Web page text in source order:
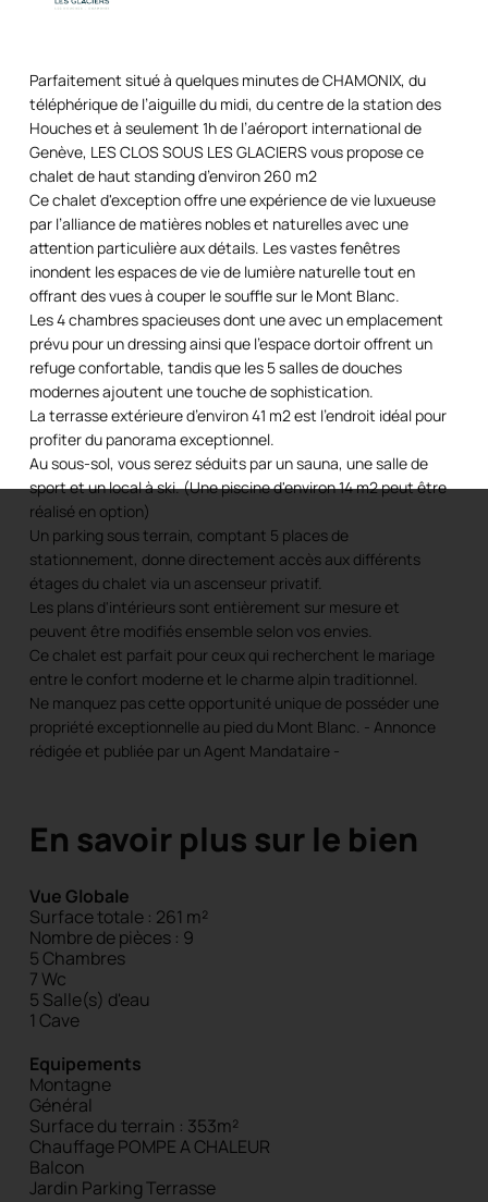
Parfaitement situé à quelques minutes de CHAMONIX, du
téléphérique de l’aiguille du midi, du centre de la station des
Houches et à seulement 1h de l’aéroport international de
Genève, LES CLOS SOUS LES GLACIERS vous propose ce
chalet de haut standing d’environ 260 m2
Ce chalet d'exception offre une expérience de vie luxueuse
par l’alliance de matières nobles et naturelles avec une
attention particulière aux détails. Les vastes fenêtres
inondent les espaces de vie de lumière naturelle tout en
offrant des vues à couper le souffle sur le Mont Blanc.
Les 4 chambres spacieuses dont une avec un emplacement
prévu pour un dressing ainsi que l’espace dortoir offrent un
refuge confortable, tandis que les 5 salles de douches
modernes ajoutent une touche de sophistication.
La terrasse extérieure d’environ 41 m2 est l'endroit idéal pour
profiter du panorama exceptionnel.
Au sous-sol, vous serez séduits par un sauna, une salle de
sport et un local à ski. (Une piscine d'environ 14 m2 peut être
réalisé en option)
Un parking sous terrain, comptant 5 places de
stationnement, donne directement accès aux différents
étages du chalet via un ascenseur privatif.
Les plans d'intérieurs sont entièrement sur mesure et
peuvent être modifiés ensemble selon vos envies.
Ce chalet est parfait pour ceux qui recherchent le mariage
entre le confort moderne et le charme alpin traditionnel.
Ne manquez pas cette opportunité unique de posséder une
propriété exceptionnelle au pied du Mont Blanc. - Annonce
rédigée et publiée par un Agent Mandataire -
En savoir plus sur le bien
Vue Globale
Surface totale : 261 m²
Nombre de pièces : 9
5 Chambres
7 Wc
5 Salle(s) d'eau
1 Cave
Equipements
Montagne
Général
Surface du terrain : 353m²
Chauffage POMPE A CHALEUR
Balcon
Jardin ParkingTerrasse